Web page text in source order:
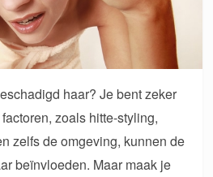
haar? Je bent zeker
zoals hitte-styling,
zelfs de omgeving, kunnen de
beïnvloeden. Maar maak je